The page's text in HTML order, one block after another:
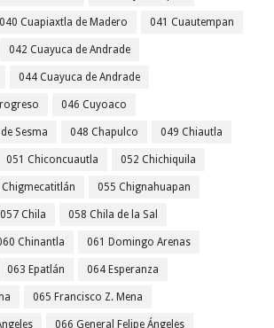
040 Cuapiaxtla de Madero 041 Cuautempan
042 Cuayuca de Andrade
044 Cuayuca de Andrade
046 Cuyoaco
Sesma 048 Chapulco 049 Chiautla
051 Chiconcuautla 052 Chichiquila
055 Chignahuapan
057 Chila 058 Chila de la Sal
Chinantla 061 Domingo Arenas
063 Epatlán 064 Esperanza
065 Francisco Z. Mena
066 General Felipe Ángeles